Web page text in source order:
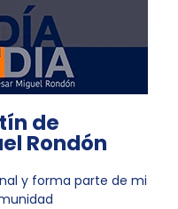
de
Rondón
y forma parte de mi